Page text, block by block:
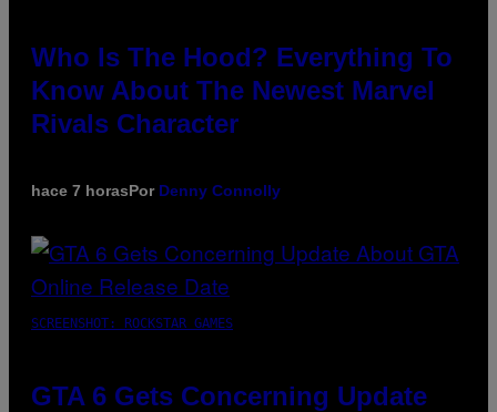
Who Is The Hood? Everything To
Know About The Newest Marvel
Rivals Character
hace 7 horasPor Denny Connolly
SCREENSHOT: ROCKSTAR GAMES
GTA 6 Gets Concerning Update